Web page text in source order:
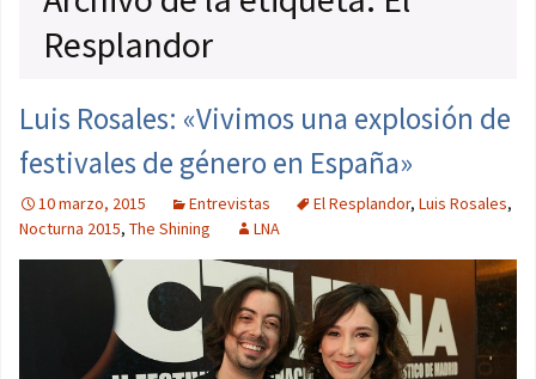
Resplandor
Luis Rosales: «Vivimos una explosión de
festivales de género en España»
10 marzo, 2015 Entrevistas El Resplandor, Luis Rosales,
Nocturna 2015, The Shining LNA